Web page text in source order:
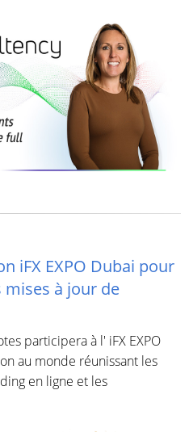
iFX EXPO Dubai pour
à jour de
participera à l' iFX EXPO
au monde réunissant les
en ligne et les